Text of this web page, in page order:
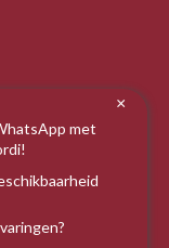
×
met